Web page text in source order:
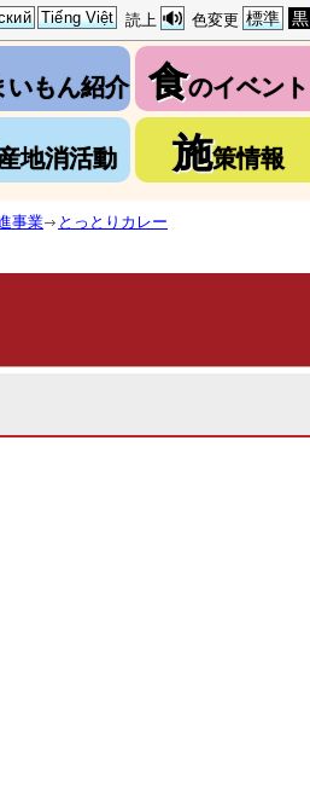
色変更 標準 黒
読上
Tiếng Việt
いもん紹介 食のイベント
地消活動 施策情報
事業 とっとりカレー